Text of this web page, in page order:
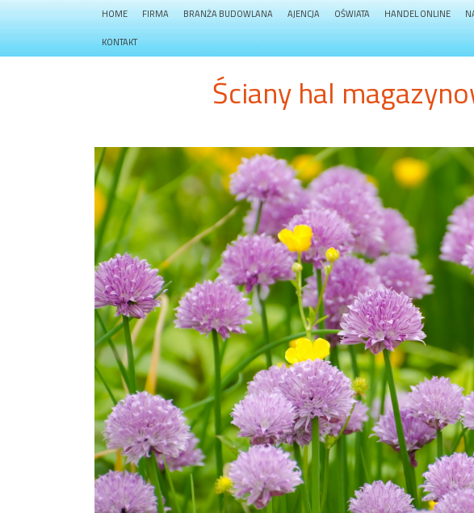
HOME FIRMA BRANŻA BUDOWLANA AJENCJA OŚWIATA HANDEL ONLINE
KONTAKT
Ściany hal